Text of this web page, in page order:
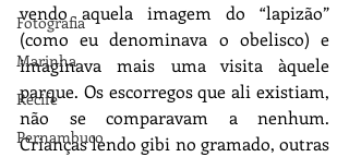
Fotografia
Marinha
Recife
Pernambuco
vendo aquela imagem do “lapizão”
(como eu denominava o obelisco) e
imaginava mais uma visita àquele
parque. Os escorregos que ali existiam,
não se comparavam a nenhum.
Crianças lendo gibi no gramado, outras